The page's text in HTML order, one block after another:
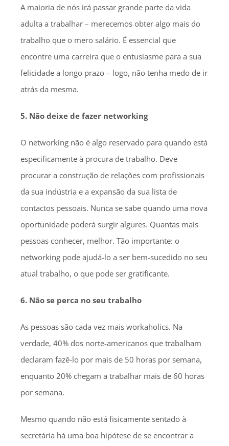
A maioria de nós irá passar grande parte da vida
adulta a trabalhar – merecemos obter algo mais do
trabalho que o mero salário. É essencial que
encontre uma carreira que o entusiasme para a sua
felicidade a longo prazo – logo, não tenha medo de ir
atrás da mesma.
5. Não deixe de fazer networking
O networking não é algo reservado para quando está
especificamente à procura de trabalho. Deve
procurar a construção de relações com profissionais
da sua indústria e a expansão da sua lista de
contactos pessoais. Nunca se sabe quando uma nova
oportunidade poderá surgir algures. Quantas mais
pessoas conhecer, melhor. Tão importante: o
networking pode ajudá-lo a ser bem-sucedido no seu
atual trabalho, o que pode ser gratificante.
6. Não se perca no seu trabalho
As pessoas são cada vez mais workaholics. Na
verdade, 40% dos norte-americanos que trabalham
declaram fazê-lo por mais de 50 horas por semana,
enquanto 20% chegam a trabalhar mais de 60 horas
por semana.
Mesmo quando não está fisicamente sentado à
secretária há uma boa hipótese de se encontrar a